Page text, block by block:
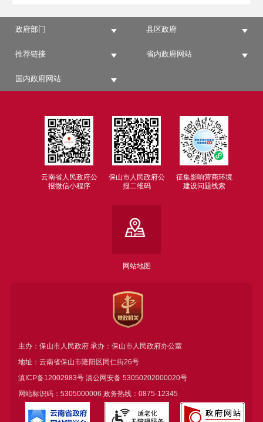
政府部门 县区政府
推荐链接 省内政府网站
国内政府网站
云南省人民政府公
报微信小程序
保山市人民政府公
报二维码
征集影响营商环境
建设问题线索
网站地图
主办：保山市人民政府 承办：保山市人民政府办公室
地址：云南省保山市隆阳区同仁街26号
滇ICP备12002983号滇公网安备 53050202000020号
网站标识码：5305000006 政务热线：0875-12345